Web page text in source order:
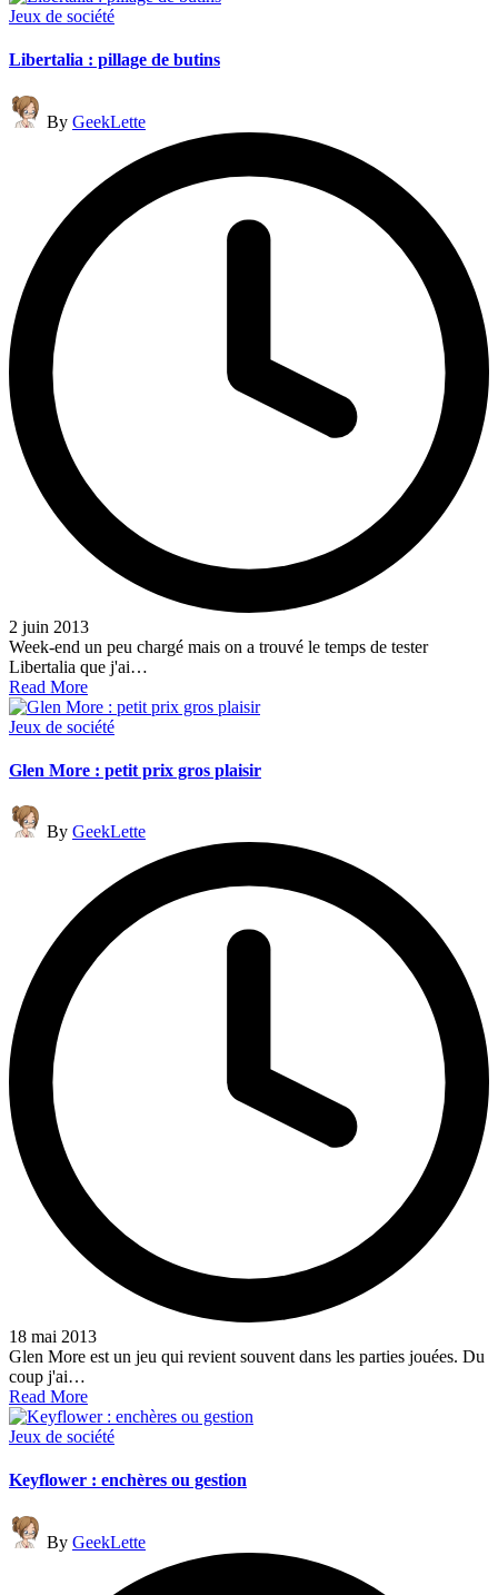
Posted
Jeux de société
Libertalia : pillage de butins
Posted
by
By GeekLette
2 juin 2013
Week-end un peu chargé mais on a trouvé le temps de tester
Libertalia que j'ai…
Read More
Posted
Jeux de société
Glen More : petit prix gros plaisir
Posted
by
By GeekLette
18 mai 2013
Glen More est un jeu qui revient souvent dans les parties jouées. Du
coup j'ai…
Read More
Posted
Jeux de société
Keyflower : enchères ou gestion
Posted
by
By GeekLette